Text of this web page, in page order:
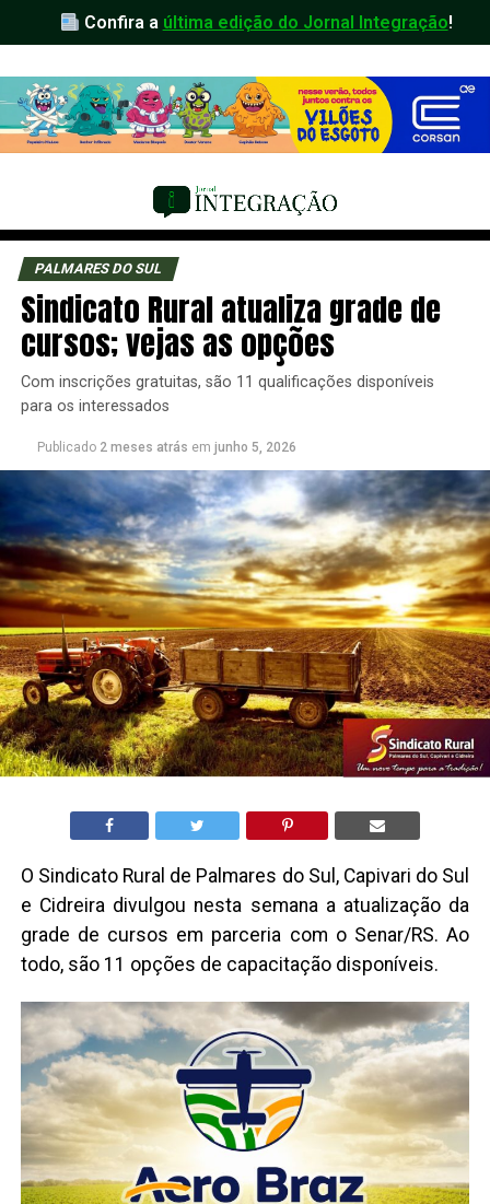
Confira a última edição do Jornal Integração!
PALMARES DO SUL
Sindicato Rural atualiza grade de
cursos; vejas as opções
Com inscrições gratuitas, são 11 qualificações disponíveis
para os interessados
Publicado 2 meses atrás em junho 5, 2026
O Sindicato Rural de Palmares do Sul, Capivari do Sul
e Cidreira divulgou nesta semana a atualização da
grade de cursos em parceria com o Senar/RS. Ao
todo, são 11 opções de capacitação disponíveis.